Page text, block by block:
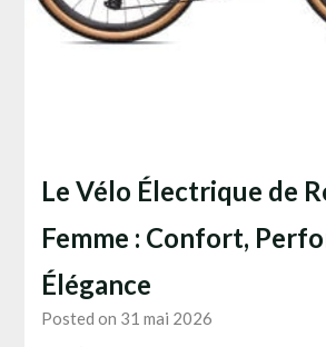
Le Vélo Électrique de
Femme : Confort,
Élégance
Posted on 31 mai 2026